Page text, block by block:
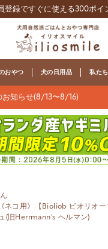
登録ですぐに使える300ポイ
おやつ 犬の日用品 私た
知らせ(8/13〜8/16)
ネコ用》【Bioliob ビオリオー
(旧Herrmann's ヘルマン)